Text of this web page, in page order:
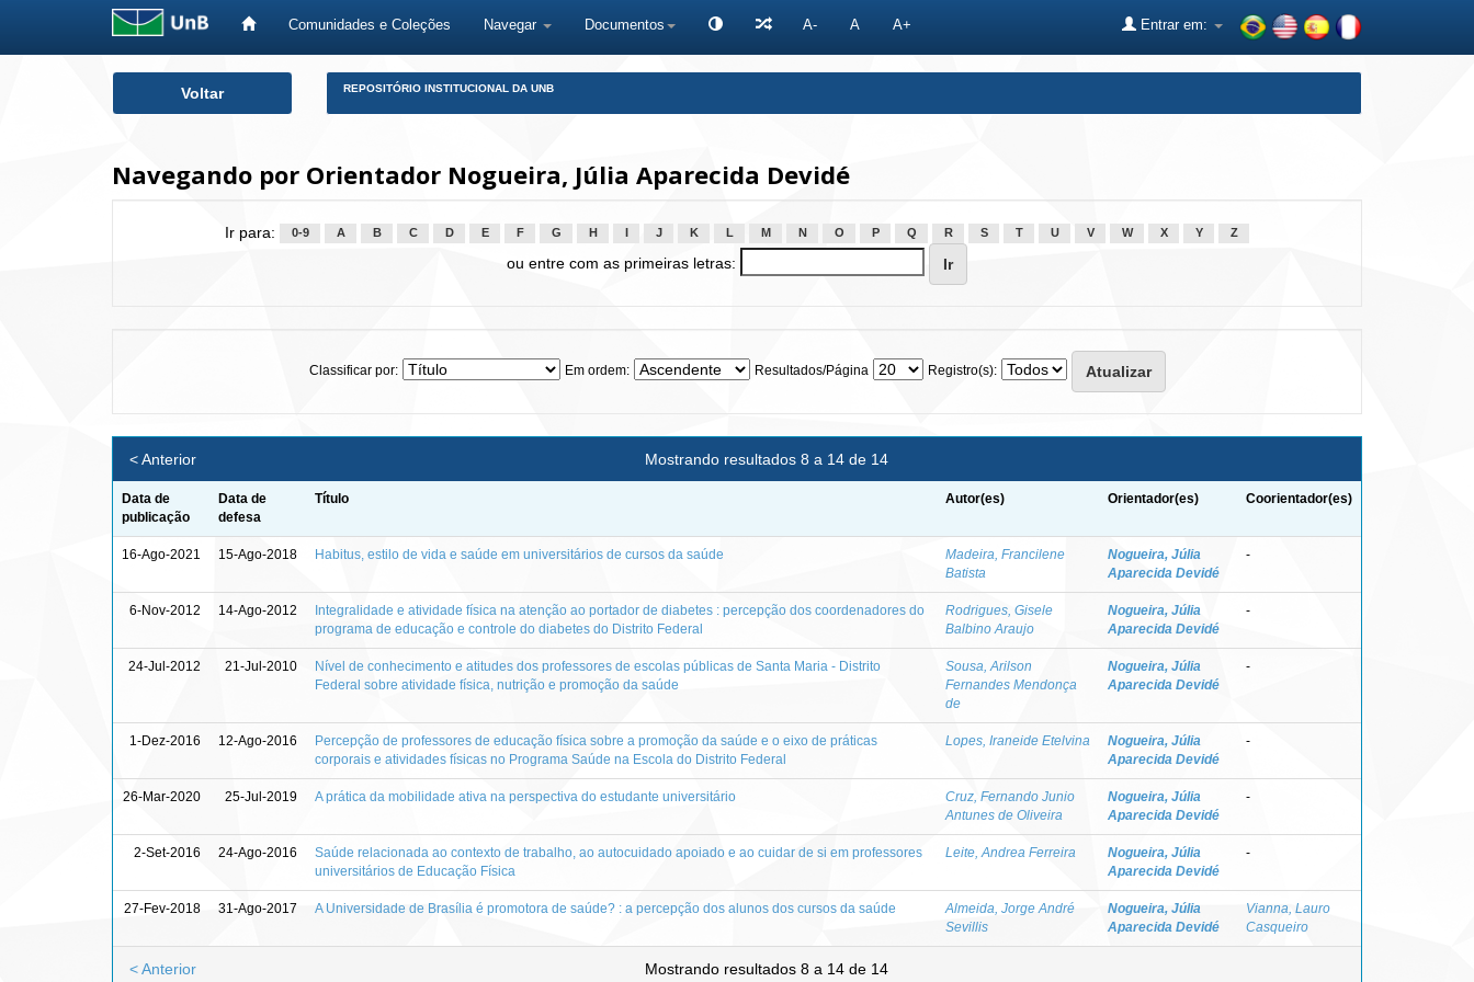
Comunidades e Coleções Navegar Documentos A- A A+ Entrar em:
Voltar REPOSITÓRIO INSTITUCIONAL DA UNB
Navegando por Orientador Nogueira, Júlia Aparecida Devidé
Ir para: 0-9 A B C D E F G H J K L M N O P Q R S T U V W X Y Z
ou entre com as primeiras letras:
Classificar por: Em ordem: Resultados/Página Registro(s):
Mostrando resultados 8 a 14 de 14
< Anterior
Data de
publicação
Data de
defesa
Título Autor(es) Orientador(es) Coorientador(es)
16-Ago-2021 15-Ago-2018 Habitus, estilo de vida e saúde em universitários de cursos da saúde
Madeira, Francilene
Batista
Nogueira, Júlia
Aparecida Devidé
-
6-Nov-2012 14-Ago-2012
Integralidade e atividade física na atenção ao portador de diabetes : percepção dos coordenadores do
programa de educação e controle do diabetes do Distrito Federal
Rodrigues, Gisele
Balbino Araujo
Nogueira, Júlia
Aparecida Devidé
-
24-Jul-2012 21-Jul-2010
Nível de conhecimento e atitudes dos professores de escolas públicas de Santa Maria - Distrito
Federal sobre atividade física, nutrição e promoção da saúde
Sousa, Arilson
Fernandes Mendonça
de
Nogueira, Júlia
Aparecida Devidé
-
1-Dez-2016 12-Ago-2016
Percepção de professores de educação física sobre a promoção da saúde e o eixo de práticas
corporais e atividades físicas no Programa Saúde na Escola do Distrito Federal
Lopes, Iraneide Etelvina
Nogueira, Júlia
Aparecida Devidé
-
26-Mar-2020 25-Jul-2019 A prática da mobilidade ativa na perspectiva do estudante universitário
Cruz, Fernando Junio
Antunes de Oliveira
Nogueira, Júlia
Aparecida Devidé
-
2-Set-2016 24-Ago-2016
Saúde relacionada ao contexto de trabalho, ao autocuidado apoiado e ao cuidar de si em professores
universitários de Educação Física
Leite, Andrea Ferreira
Nogueira, Júlia
Aparecida Devidé
-
27-Fev-2018 31-Ago-2017 A Universidade de Brasília é promotora de saúde? : a percepção dos alunos dos cursos da saúde
Almeida, Jorge André
Sevillis
Nogueira, Júlia
Aparecida Devidé
Vianna, Lauro
Casqueiro
Mostrando resultados 8 a 14 de 14
< Anterior